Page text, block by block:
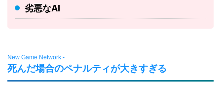
劣悪なAI
New Game Network -
死んだ場合のペナルティが大きすぎる